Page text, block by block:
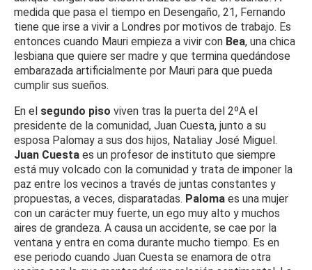
medida que pasa el tiempo en Desengaño, 21, Fernando
tiene que irse a vivir a Londres por motivos de trabajo. Es
entonces cuando Mauri empieza a vivir con Bea, una chica
lesbiana que quiere ser madre y que termina quedándose
embarazada artificialmente por Mauri para que pueda
cumplir sus sueños.
En el segundo piso viven tras la puerta del 2ºA el
presidente de la comunidad, Juan Cuesta, junto a su
esposa Palomay a sus dos hijos, Nataliay José Miguel.
Juan Cuesta es un profesor de instituto que siempre
está muy volcado con la comunidad y trata de imponer la
paz entre los vecinos a través de juntas constantes y
propuestas, a veces, disparatadas. Paloma es una mujer
con un carácter muy fuerte, un ego muy alto y muchos
aires de grandeza. A causa un accidente, se cae por la
ventana y entra en coma durante mucho tiempo. Es en
ese periodo cuando Juan Cuesta se enamora de otra